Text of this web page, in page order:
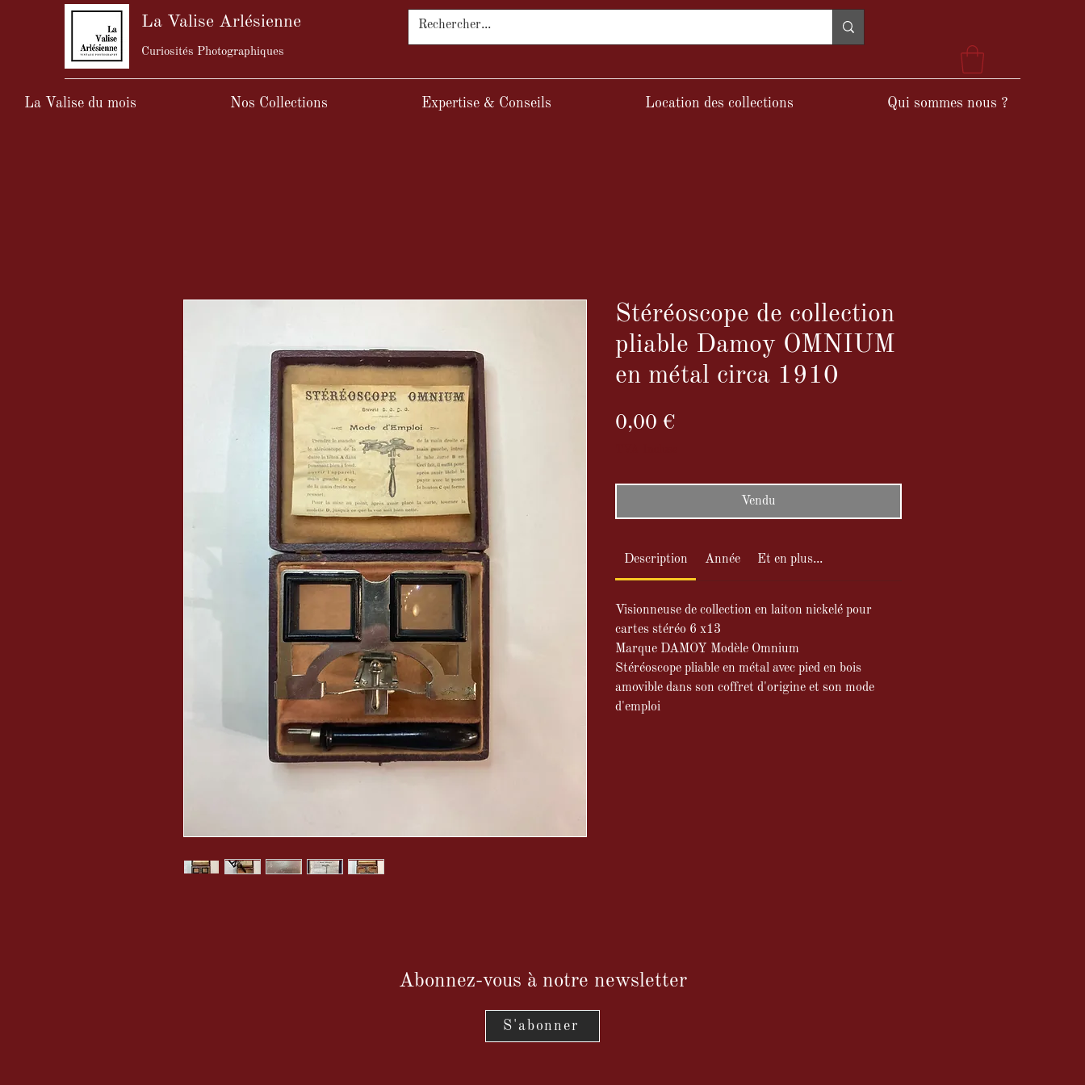
La Valise Arlésienne
Curiosités Photographiques
La Valise du mois Nos Collections Expertise & Conseils Location des collections Qui sommes nous ?
Stéréoscope de collection
pliable Damoy OMNIUM
en métal circa 1910
0,00 €Prix
Vendu
Description Année Et en plus...
Visionneuse de collection en laiton nickelé pour
cartes stéréo 6 x13
Marque DAMOY Modèle Omnium
Stéréoscope pliable en métal avec pied en bois
amovible dans son coffret d'origine et son mode
d'emploi
Abonnez-vous à notre newsletter
S'abonner